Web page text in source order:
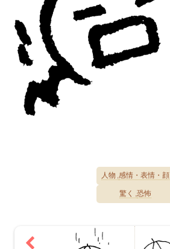
人物 感情・表情・顔
驚く 恐怖